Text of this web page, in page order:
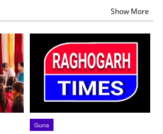
Show More
Guna